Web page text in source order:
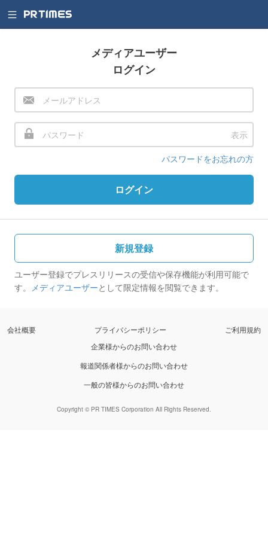
メディアユーザー
ログイン
表示
パスワードをお忘れの方
ログイン
新規登録
ユーザー登録でプレスリリースの受信や保存機能が利用可能で
す。 メディアユーザーとして限定情報を閲覧できます。
会社概要 プライバシーポリシー
ご利用規約
企業様からのお問い合わせ
報道関係者様からのお問い合わせ
一般の皆様からのお問い合わせ
Copyright © PR TIMES Corporation All Rights Reserved.